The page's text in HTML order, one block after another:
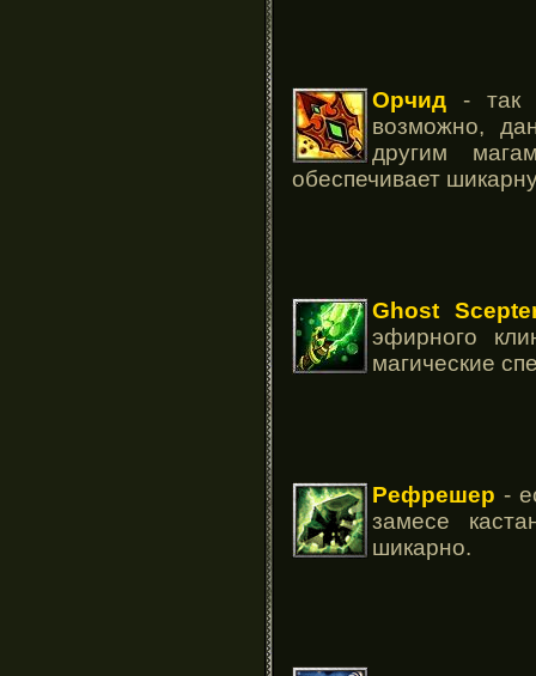
Орчид - так
возможно,
другим
обеспечивает
Ghost
эфирного
магические
Рефрешер -
замесе
шикарно.